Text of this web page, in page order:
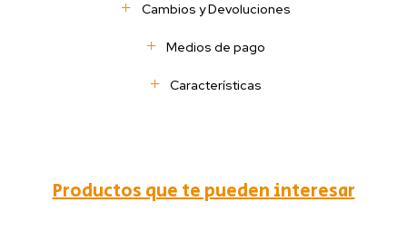
Cambios y Devoluciones
Medios de pago
Características
Productos que te pueden interesar